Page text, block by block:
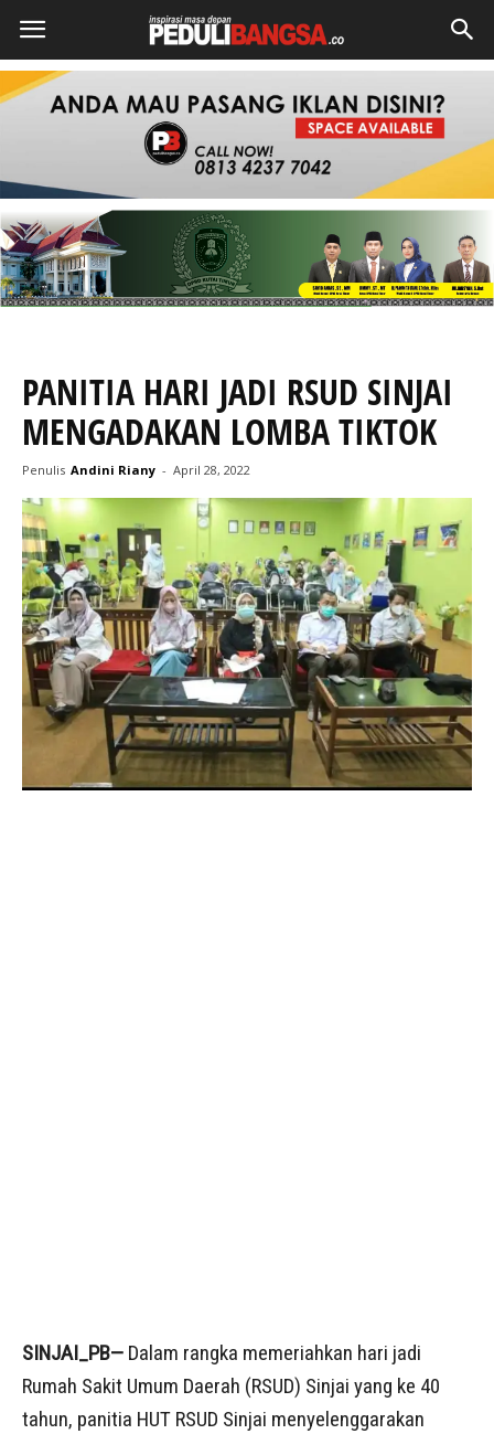
PANITIA HARI JADI RSUD SINJAI
MENGADAKAN LOMBA TIKTOK
Penulis Andini Riany - April 28, 2022
SINJAI_PB— Dalam rangka memeriahkan hari jadi
Rumah Sakit Umum Daerah (RSUD) Sinjai yang ke 40
tahun, panitia HUT RSUD Sinjai menyelenggarakan